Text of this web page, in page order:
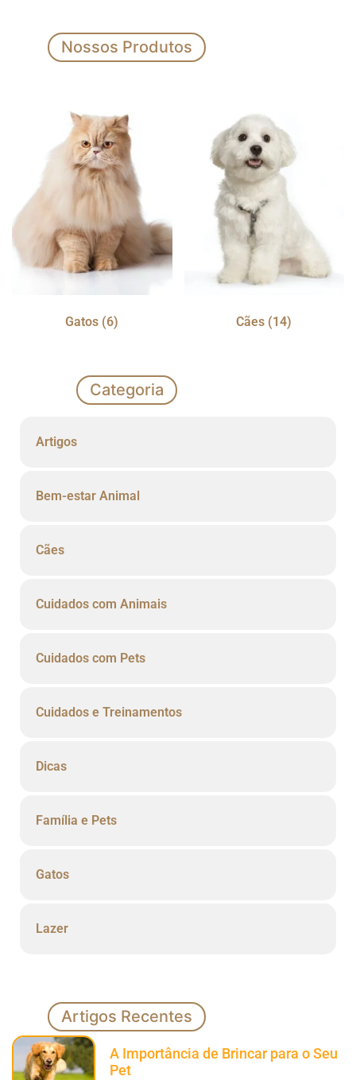
Nossos Produtos
Gatos (6) Cães (14)
Categoria
Artigos
Bem-estar Animal
Cães
Cuidados com Animais
Cuidados com Pets
Cuidados e Treinamentos
Dicas
Família e Pets
Gatos
Lazer
Artigos Recentes
A Importância de Brincar para o Seu
Pet